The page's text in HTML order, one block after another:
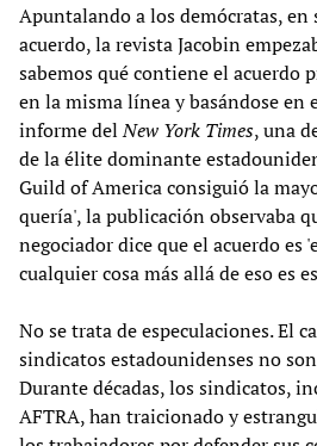
Apuntalando a los demócratas, en
acuerdo, la revista Jacobin
sabemos qué contiene el acuerdo
en la misma línea y basándose
informe delNew York Times, una
de la élite dominante
Guild of America consiguió la
quería', la publicación observaba
negociador dice que el acuerdo es
cualquier cosa más allá de eso es
No se trata de especulaciones. El
sindicatos estadounidenses no
Durante décadas, los sindicatos,
AFTRA, han traicionado y